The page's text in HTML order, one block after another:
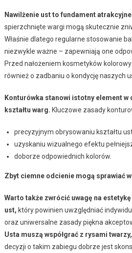
Nawilżenie ust to fundament
spierzchnięte wargi mogą skutecznie
Właśnie dlatego regularne stosowanie
niezwykle ważne – zapewniają one
Przed nałożeniem kosmetyków
również o zadbaniu o kondycję naszych
Konturówka stanowi istotny element w
kształtu warg. Kluczowe zasady
precyzyjnym obrysowaniu kształtu
uzyskaniu wizualnego efektu
doborze odpowiednich kolorów.
Zbyt ciemne odcienie mogą sprawiać
Warto także zwrócić uwagę na
ust, który powinien uwzględniać
oraz uniwersalne zasady piękna
Usta muszą współgrać z rysami twarzy,
decyzji o takim zabiegu dobrze jest